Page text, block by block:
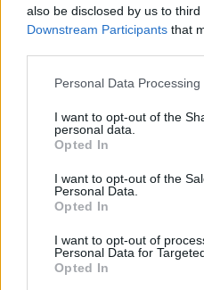
also be disclosed by us to
Downstream Participants that
Please note that this website/
not limited to your visit or
grant or deny consent to
use your data for below
consent section.
Personal Data
I want to opt-out of the
personal data.
Opted In
I want to opt-out of the
Personal Data.
Opted In
I want to opt-out of
Personal Data for
Opted In
PEOPLE
Come superare